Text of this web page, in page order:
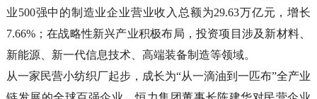
业500强中的制造业企业营业收入总额为29.63万亿元，增长
7.66%；在战略性新兴产业积极布局，投资项目涉及新材料、
新能源、新一代信息技术、高端装备制造等领域。
从一家民营小纺织厂起步，成长为“从一滴油到一匹布”全产业